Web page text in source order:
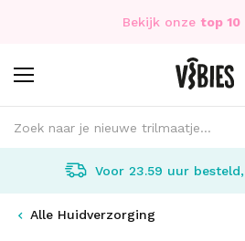
Bekijk onze top 10
Voor 23.59 uur besteld,
Alle Huidverzorging